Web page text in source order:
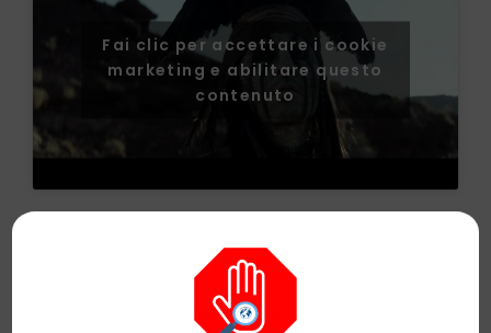
Fai clic per accettare i cookie
marketing e abilitare questo
contenuto
CINEMA D'ANIMAZIONE CINEMA E TV
THE WALT DISNEY COMPANY